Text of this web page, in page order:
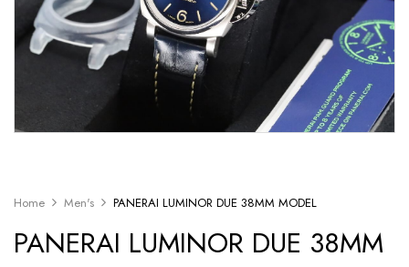
Home Men's PANERAI LUMINOR DUE 38MM MODEL
PANERAI LUMINOR DUE 38MM